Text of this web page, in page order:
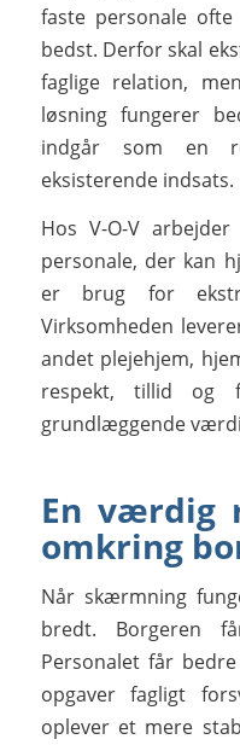
faste personale
bedst. Derfor skal
faglige relation,
løsning fungerer
indgår som en
eksisterende indsats.
Hos V-O-V
personale, der kan
er brug for
Virksomheden
andet plejehjem,
respekt, tillid og
grundlæggende
En værdig
omkring
Når skærmning
bredt. Borgeren
Personalet får
opgaver fagligt
oplever et mere